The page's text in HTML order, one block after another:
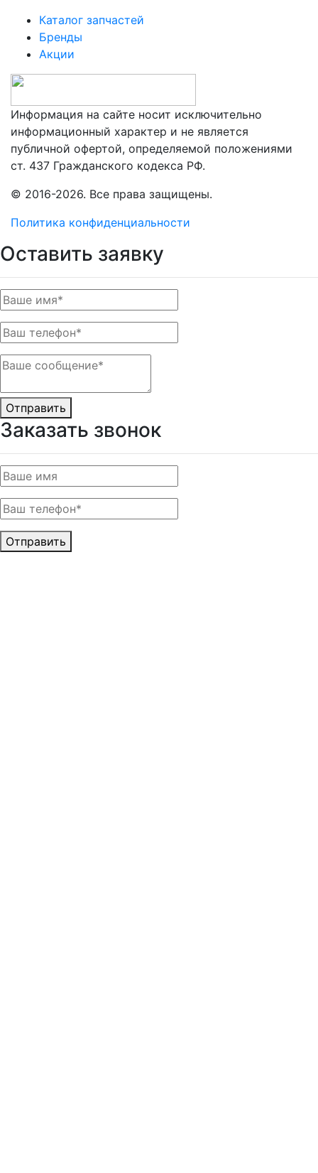
Информация на сайте носит исключительно
информационный характер и не является
публичной офертой, определяемой положениями
ст. 437 Гражданского кодекса РФ.
Каталог запчастей
Бренды
Акции
© 2016-2026. Все права защищены.
Политика конфиденциальности
Оставить заявку
Отправить
Заказать звонок
Отправить